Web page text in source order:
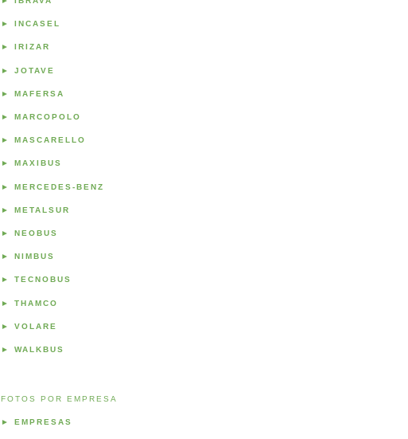
► INCASEL
► IRIZAR
► JOTAVE
► MAFERSA
► MARCOPOLO
► MASCARELLO
► MAXIBUS
► MERCEDES-BENZ
► METALSUR
► NEOBUS
► NIMBUS
► TECNOBUS
► THAMCO
► VOLARE
► WALKBUS
FOTOS POR EMPRESA
► EMPRESAS